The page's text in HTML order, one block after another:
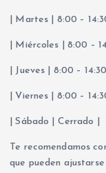
| Martes | 8:00 –
| Miércoles | 8:00 –
| Jueves | 8:00 – 14:30
| Viernes | 8:00 –
| Sábado | Cerrado |
Te recomendamos
que pueden